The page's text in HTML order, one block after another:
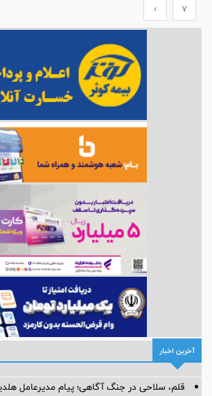
7
›
آخرین اخبار
قلم، سلاحی در جنگ آگاهی؛ پیام مدیرعامل